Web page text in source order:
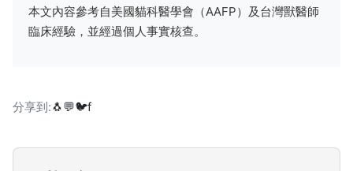
本文內容參考自美國貓科醫學會（AAFP）及台灣獸醫師
臨床經驗，並經過個人事實核查。
分享到:🐧💬🐦f